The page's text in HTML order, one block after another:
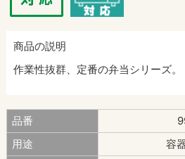
商品の説明
作業性抜群、定番の弁当シリーズ。
品番
用途
容